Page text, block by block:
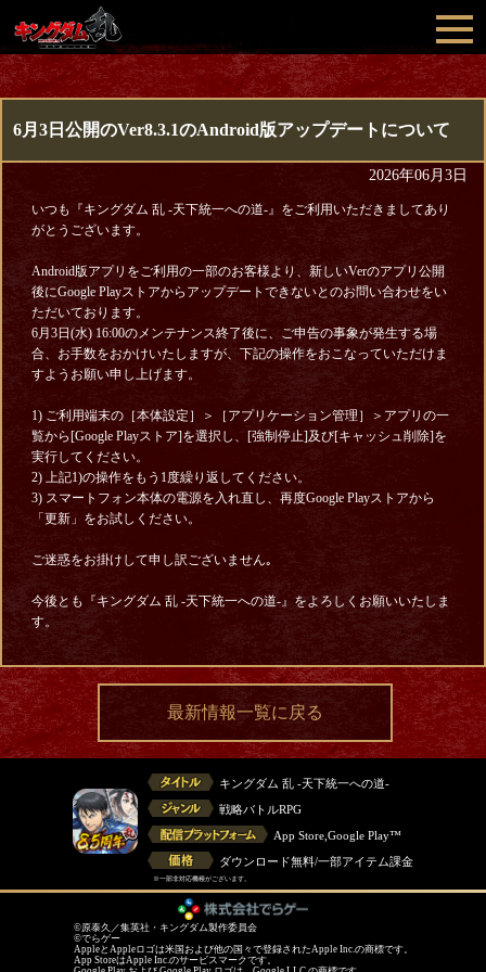
6月3日公開のVer8.3.1のAndroid版アップデートについて
2026年06月3日
いつも『キングダム 乱 -天下統一への道-』をご利用いただきましてあり
がとうございます。
Android版アプリをご利用の一部のお客様より、新しいVerのアプリ公開
後にGoogle Playストアからアップデートできないとのお問い合わせをい
ただいております。
6月3日(水) 16:00のメンテナンス終了後に、ご申告の事象が発生する場
合、お手数をおかけいたしますが、下記の操作をおこなっていただけま
すようお願い申し上げます。
1) ご利用端末の［本体設定］＞［アプリケーション管理］＞アプリの一
覧から[Google Playストア]を選択し、[強制停止]及び[キャッシュ削除]を
実行してください。
2) 上記1)の操作をもう1度繰り返してください。
3) スマートフォン本体の電源を入れ直し、再度Google Playストアから
「更新」をお試しください。
ご迷惑をお掛けして申し訳ございません｡
今後とも『キングダム 乱 -天下統一への道-』をよろしくお願いいたしま
す。
最新情報一覧に戻る
キングダム 乱 -天下統一への道-
戦略バトルRPG
App Store,Google Play™
ダウンロード無料/一部アイテム課金
※一部非対応機種がございます。
©原泰久／集英社・キングダム製作委員会
©でらゲー
AppleとAppleロゴは米国および他の国々で登録されたApple Inc.の商標です。
App StoreはApple Inc.のサービスマークです。